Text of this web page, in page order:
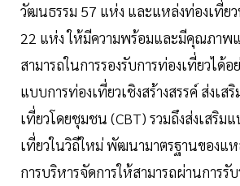
วัฒนธรรม 57 แห่ง และแหล่งท่องเที่ยว
22 แห่ง ให้มีความพร้อมและมีคุณภาพ
สามารถในการรองรับการท่องเที่ยวได้อ
แบบการท่องเที่ยวเชิงสร้างสรรค์ ส่งเส
เที่ยวโดยชุมชน (CBT) รวมถึงส่งเสริม
เที่ยวในวิถีใหม่ พัฒนามาตรฐานของแ
การบริหารจัดการให้สามารถผ่านการรั